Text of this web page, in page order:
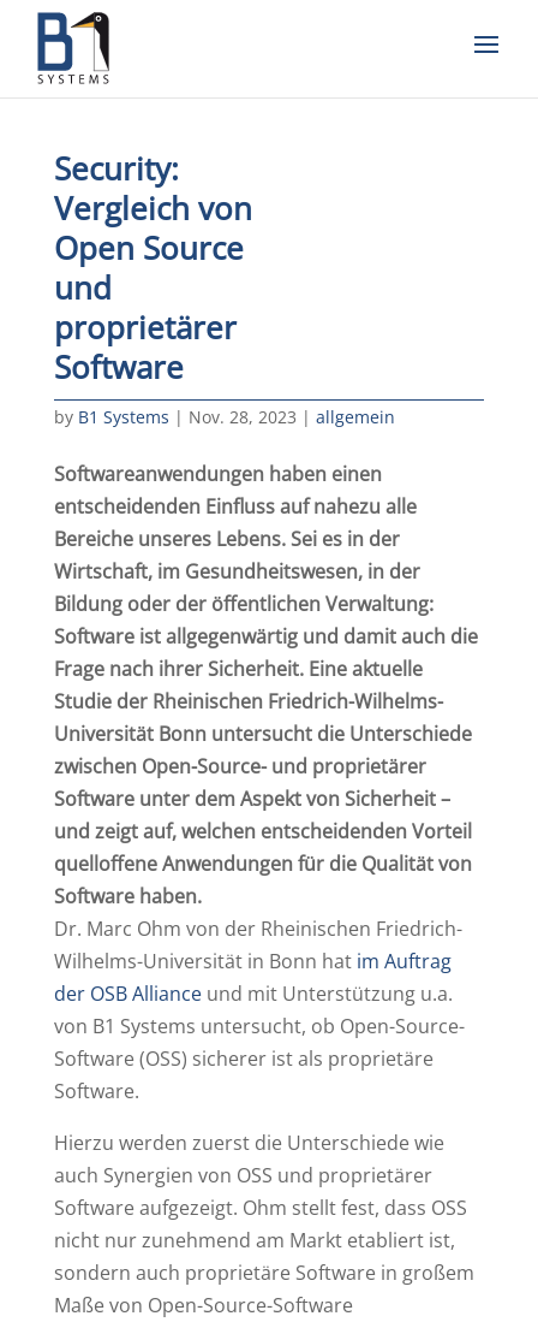
Security:
Vergleich von
Open Source
und
proprietärer
Software
by B1 Systems | Nov. 28, 2023 | allgemein
Softwareanwendungen haben einen
entscheidenden Einfluss auf nahezu alle
Bereiche unseres Lebens. Sei es in der
Wirtschaft, im Gesundheitswesen, in der
Bildung oder der öffentlichen Verwaltung:
Software ist allgegenwärtig und damit auch die
Frage nach ihrer Sicherheit. Eine aktuelle
Studie der Rheinischen Friedrich-Wilhelms-
Universität Bonn untersucht die Unterschiede
zwischen Open-Source- und proprietärer
Software unter dem Aspekt von Sicherheit –
und zeigt auf, welchen entscheidenden Vorteil
quelloffene Anwendungen für die Qualität von
Software haben.
Dr. Marc Ohm von der Rheinischen Friedrich-
Wilhelms-Universität in Bonn hat im Auftrag
der OSB Allianceund mit Unterstützung u.a.
von B1 Systems untersucht, ob Open-Source-
Software (OSS) sicherer ist als proprietäre
Software.
Hierzu werden zuerst die Unterschiede wie
auch Synergien von OSS und proprietärer
Software aufgezeigt. Ohm stellt fest, dass OSS
nicht nur zunehmend am Markt etabliert ist,
sondern auch proprietäre Software in großem
Maße von Open-Source-Software